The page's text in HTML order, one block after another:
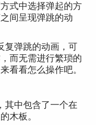
式中选择弹起的方
间呈现弹跳的动
复弹跳的动画，可
而无需进行繁琐的
看看怎么操作吧。
其中包含了一个在
木板。